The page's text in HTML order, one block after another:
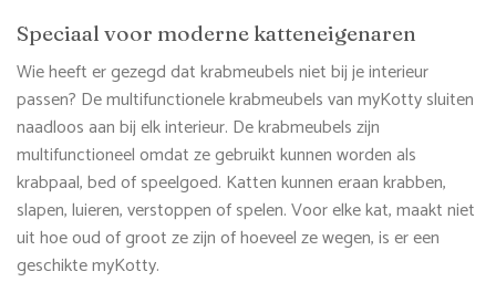
Speciaal voor moderne katteneigenaren
Wie heeft er gezegd dat krabmeubels niet bij je interieur
passen? De multifunctionele krabmeubels van myKotty sluiten
naadloos aan bij elk interieur. De krabmeubels zijn
multifunctioneel omdat ze gebruikt kunnen worden als
krabpaal, bed of speelgoed. Katten kunnen eraan krabben,
slapen, luieren, verstoppen of spelen. Voor elke kat, maakt niet
uit hoe oud of groot ze zijn of hoeveel ze wegen, is er een
geschikte myKotty.